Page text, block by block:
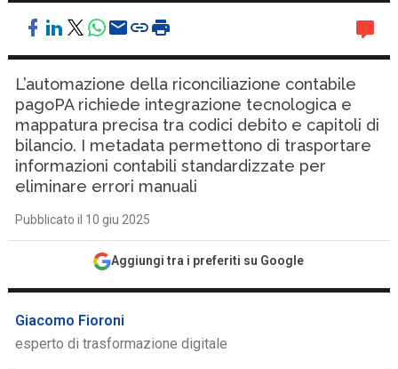
L’automazione della riconciliazione contabile
pagoPA richiede integrazione tecnologica e
mappatura precisa tra codici debito e capitoli di
bilancio. I metadata permettono di trasportare
informazioni contabili standardizzate per
eliminare errori manuali
Pubblicato il 10 giu 2025
Aggiungi tra i preferiti su Google
Giacomo Fioroni
esperto di trasformazione digitale